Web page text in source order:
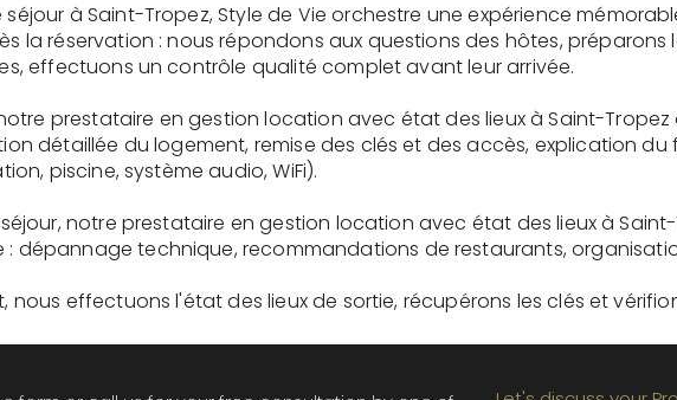
à Saint-Tropez, Style de Vie orchestre une expérience
la réservation : nous répondons aux questions des hôtes, préparons
effectuons un contrôle qualité complet avant leur arrivée.
prestataire en gestion location avec état des lieux à Saint-
détaillée du logement, remise des clés et des accès, explication
piscine, système audio, WiFi).
notre prestataire en gestion location avec état des lieux à
: dépannage technique, recommandations de restaurants,
nous effectuons l'état des lieux de sortie, récupérons les clés et